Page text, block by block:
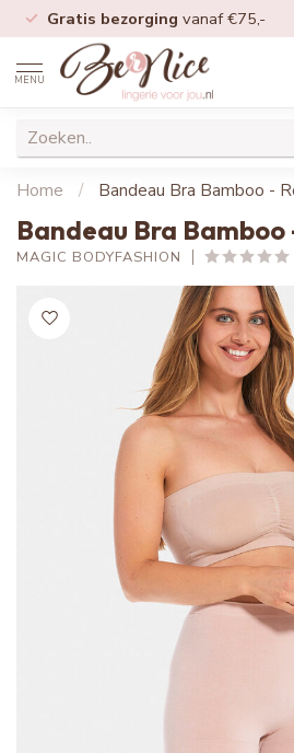
Gratis bezorging vanaf €75,-
MENU
Home / Bandeau Bra Bamboo -
Bandeau Bra Bamboo
MAGIC BODYFASHION